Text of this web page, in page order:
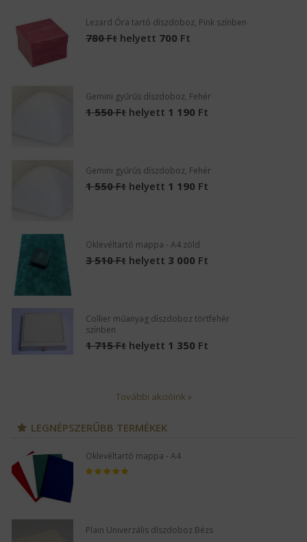
Lezard Óra tartó díszdoboz, Pink színben
780 Ft helyett 700 Ft
Gemini gyűrűs díszdoboz, Fehér
1 550 Ft helyett 1 190 Ft
Gemini gyűrűs díszdoboz, Fehér
1 550 Ft helyett 1 190 Ft
Oklevéltartó mappa - A4 zöld
3 510 Ft helyett 3 000 Ft
Collier műanyag díszdoboz törtfehér
színben
1 715 Ft helyett 1 350 Ft
További akcióink »
LEGNÉPSZERŰBB TERMÉKEK
Oklevéltartó mappa - A4
Plain Univerzális díszdoboz Bézs